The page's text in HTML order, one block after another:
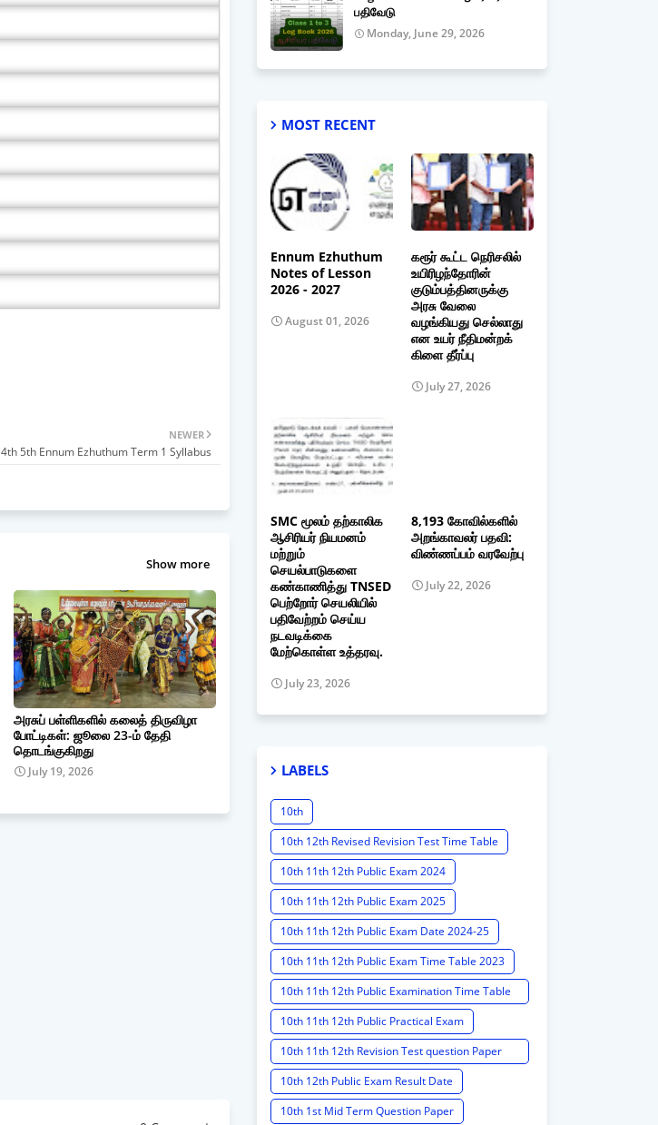
NEWER
4th 5th Ennum Ezhuthum Term 1 Syllabus
Show more
அரசுப் பள்ளிகளில் கலைத் திருவிழா
போட்டிகள்: ஜூலை 23-ம் தேதி
தொடங்குகிறது
July 19, 2026
பதிவேடு
Monday, June 29, 2026
MOST RECENT
Ennum Ezhuthum
Notes of Lesson
2026 - 2027
August 01, 2026
கரூர் கூட்ட நெரிசலில்
உயிரிழந்தோரின்
குடும்பத்தினருக்கு
அரசு வேலை
வழங்கியது செல்லாது
என உயர் நீதிமன்றக்
கிளை தீர்ப்பு
July 27, 2026
SMC மூலம் தற்காலிக
ஆசிரியர் நியமனம்
மற்றும்
செயல்பாடுகளை
கண்காணித்து TNSED
பெற்றோர் செயலியில்
பதிவேற்றம் செய்ய
நடவடிக்கை
மேற்கொள்ள உத்தரவு.
July 23, 2026
8,193 கோவில்களில்
அறங்காவலர் பதவி:
விண்ணப்பம் வரவேற்பு
July 22, 2026
LABELS
10th
10th 12th Revised Revision Test Time Table
10th 11th 12th Public Exam 2024
10th 11th 12th Public Exam 2025
10th 11th 12th Public Exam Date 2024-25
10th 11th 12th Public Exam Time Table 2023
10th 11th 12th Public Examination Time Table
2023 - 2024
10th 11th 12th Public Practical Exam
10th 11th 12th Revision Test question Paper
2024
10th 12th Public Exam Result Date
10th 1st Mid Term Question Paper